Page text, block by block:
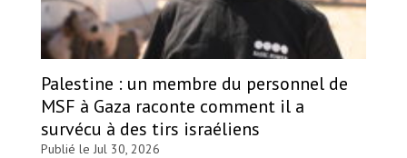
Palestine : un membre du personnel de
MSF à Gaza raconte comment il a
survécu à des tirs israéliens
Publié le Jul 30, 2026